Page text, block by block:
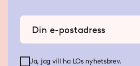
Ange din e-postadress
Ja, jag vill ha LOs nyhetsbrev.